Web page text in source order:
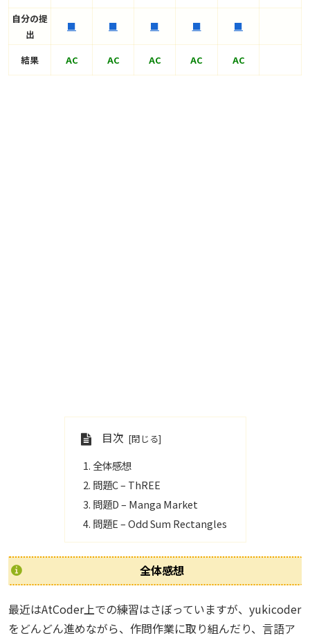
自分の提
出
■ ■ ■ ■ ■
結果 AC AC AC AC AC
目次
全体感想
問題C – ThREE
問題D – Manga Market
問題E – Odd Sum Rectangles
全体感想
最近はAtCoder上での練習はさぼっていますが、yukicoder
をどんどん進めながら、作問作業に取り組んだり、言語ア